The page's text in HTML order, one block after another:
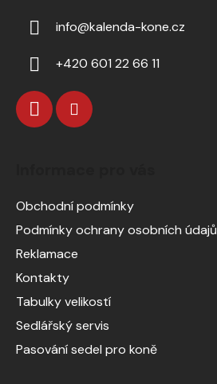
info@kalenda-kone.cz
+420 601 22 66 11
Obchodní podmínky
Podmínky ochrany osobních údajů
Reklamace
Kontakty
Tabulky velikostí
Sedlářský servis
Pasování sedel pro koně